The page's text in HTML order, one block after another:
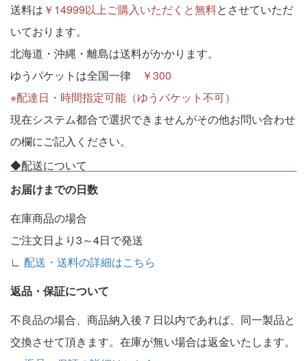
送料は ￥14999以上ご購入いただくと無料とさせていただ
いております。
北海道・沖縄・離島は送料がかかります。
ゆうパケットは全国一律
￥300
※配達日・時間指定可能（ゆうパケット不可）
現在システム都合で選択できませんがその他お問い合わせ
の欄にご記入ください。
◆配送について
お届けまでの日数
在庫商品の場合
ご注文日より3～4日で発送
∟ 配送・送料の詳細はこちら
返品・保証について
不良品の場合、商品納入後７日以内であれば、同一製品と
交換させて頂きます。在庫が無い場合は返金いたします。